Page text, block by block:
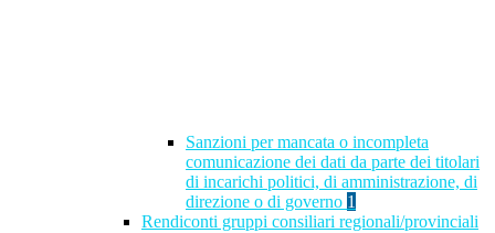
Sanzioni per mancata o incompleta
comunicazione dei dati da parte dei titolari
di incarichi politici, di amministrazione, di
direzione o di governo 1
Rendiconti gruppi consiliari regionali/provinciali